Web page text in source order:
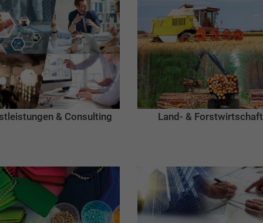
& Consulting Land- & Forstwirtschaft